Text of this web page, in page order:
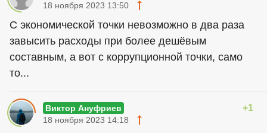
18 ноября 2023 13:50
С экономической точки невозможно в два раза
завысить расходы при более дешёвым
составным, а вот с коррупционной точки, само
то...
Виктор Ануфриев +1
18 ноября 2023 14:18